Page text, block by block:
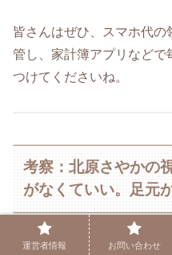
皆さんはぜひ、スマホ代
管し、家計簿アプリなどで
つけてくださいね。
考察：北原さやかの
がなくていい。足元
ここからは、長く家計や
運営者情報 お問い合わせ